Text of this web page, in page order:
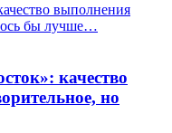
выполнения
бы лучше…
качество
но